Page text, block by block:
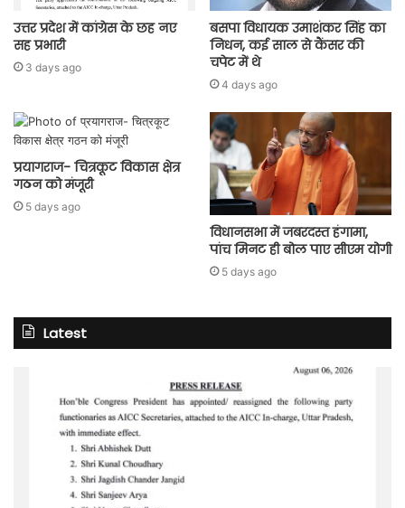
उत्तर प्रदेश में कांग्रेस के छह नए
सह प्रभारी
3 days ago
बसपा विधायक उमाशंकर सिंह का
निधन, कई साल से कैंसर की
चपेट में थे
4 days ago
प्रयागराज- चित्रकूट विकास क्षेत्र
गठन को मंजूरी
5 days ago
विधानसभा में जबरदस्त हंगामा,
पांच मिनट ही बोल पाए सीएम योगी
5 days ago
Latest